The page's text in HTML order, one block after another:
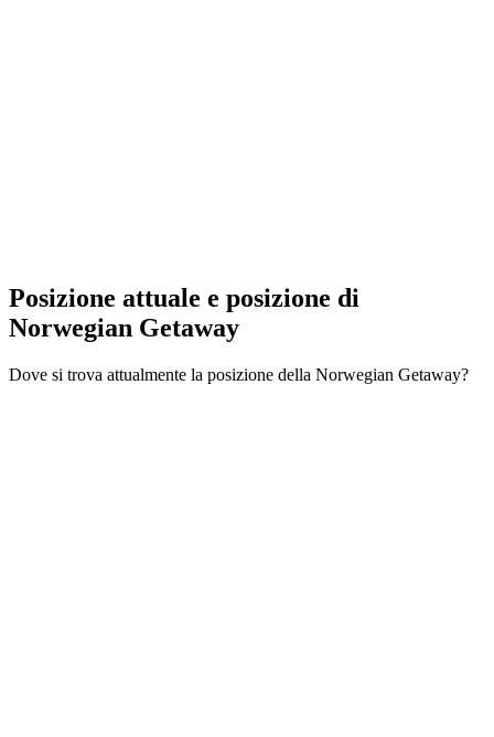
Posizione attuale e posizione di
Norwegian Getaway
Dove si trova attualmente la posizione della Norwegian Getaway?